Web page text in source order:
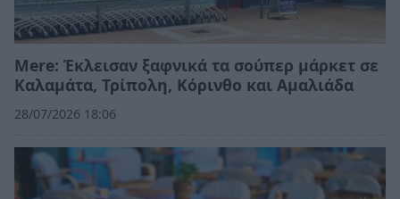
Mere: Έκλεισαν ξαφνικά τα σούπερ μάρκετ σε
Καλαμάτα, Τρίπολη, Κόρινθο και Αμαλιάδα
28/07/2026 18:06